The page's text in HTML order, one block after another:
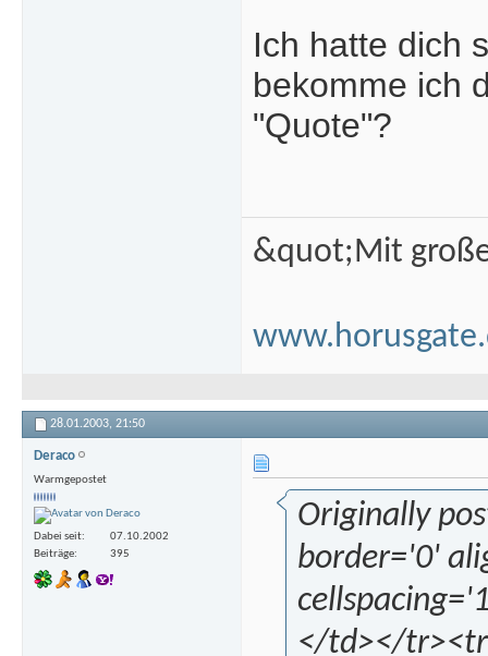
Ich hatte dich
bekomme ich
"Quote"?
&quot;Mit
28.01.2003, 21:50
Deraco
Warmgepostet
Dabei seit
07.10.2002
Beiträge
395
Originally
border='0'
</td></